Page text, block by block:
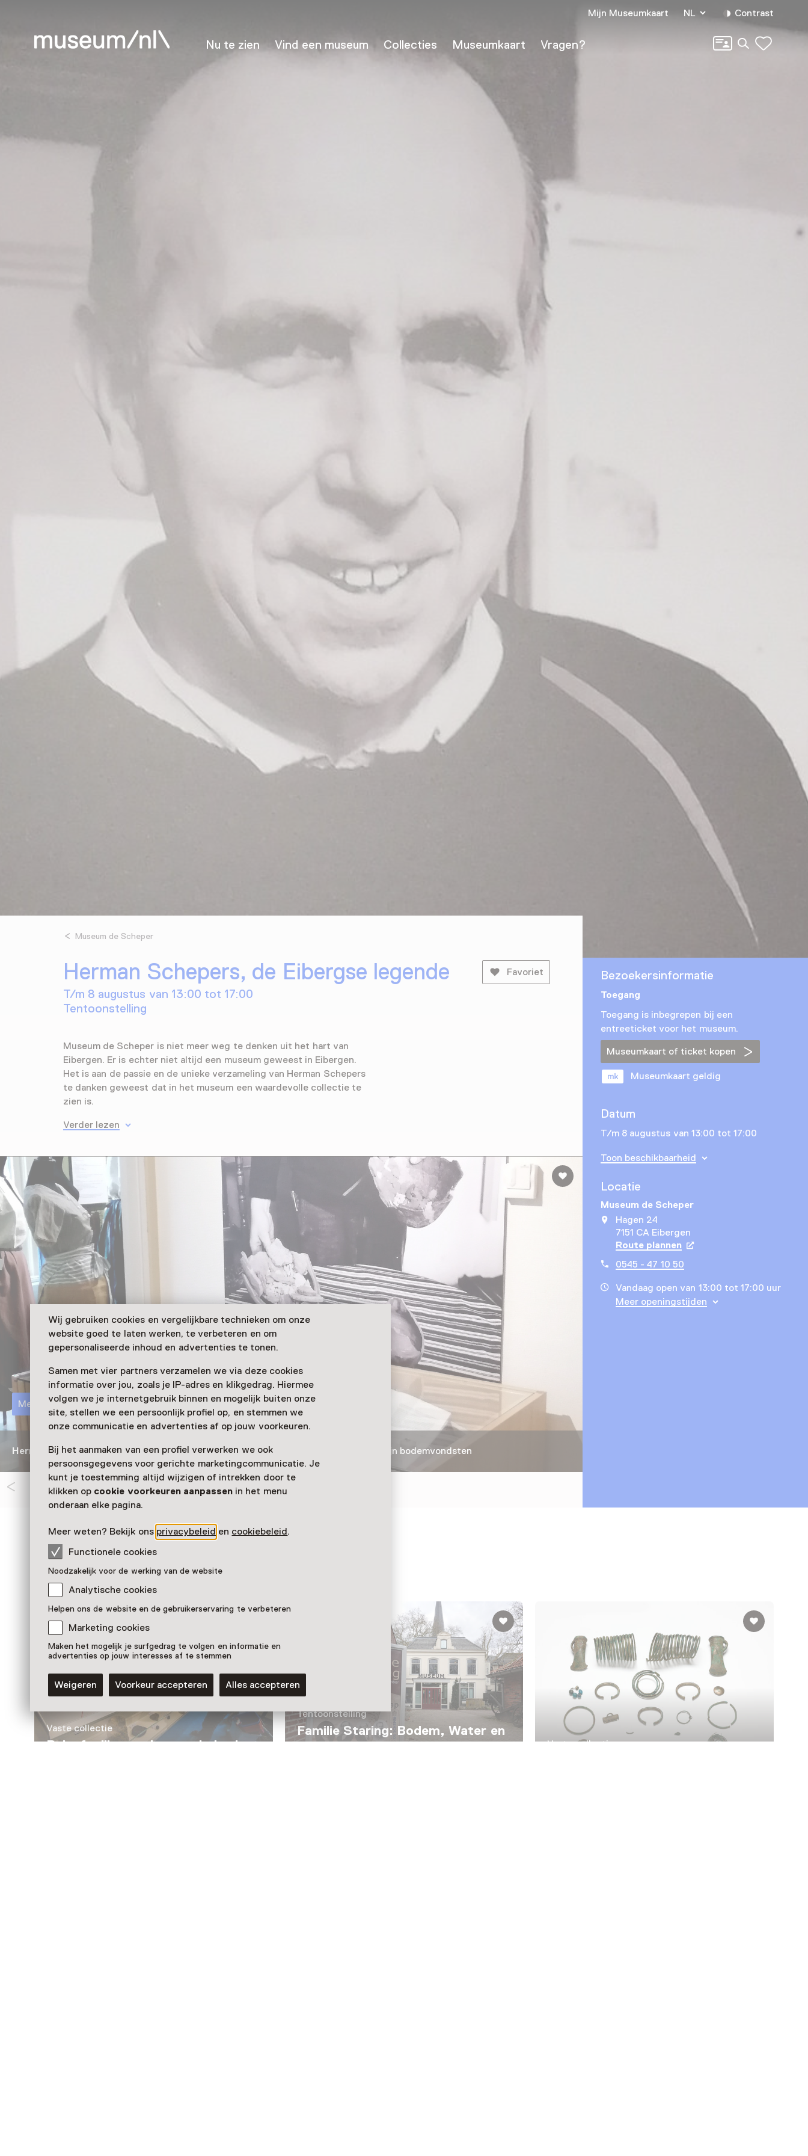
Wij gebruiken cookies en vergelijkbare technieken om onze
website goed te laten werken, te verbeteren en om
gepersonaliseerde inhoud en advertenties te tonen.
Samen met vier partners verzamelen we via deze cookies
informatie over jou, zoals je IP-adres en klikgedrag. Hiermee
volgen we je internetgebruik binnen en mogelijk buiten onze
site, stellen we een persoonlijk profiel op, en stemmen we
onze communicatie en advertenties af op jouw voorkeuren.
Bij het aanmaken van een profiel verwerken we ook
persoonsgegevens voor gerichte marketingcommunicatie. Je
kunt je toestemming altijd wijzigen of intrekken door te
klikken op cookie voorkeuren aanpassenin het menu
onderaan elke pagina.
Meer weten? Bekijk ons privacybeleid en cookiebeleid.
Functionele cookies
Noodzakelijk voor de werking van de website
Analytische cookies
Helpen ons de website en de gebruikerservaring te verbeteren
Marketing cookies
Maken het mogelijk je surfgedrag te volgen en informatie en
advertenties op jouw interesses af te stemmen
Weigeren Voorkeur accepteren Alles accepteren
Nu te zien Vind een museum Collecties Museumkaart Vragen?
Mijn Museumkaart NL Contrast
Zoeken
Museum de Scheper
Herman Schepers, de Eibergse legende
T/m 8 augustus van 13:00 tot 17:00
Tentoonstelling
Favoriet
Museum de Scheper is niet meer weg te denken uit het hart van
Eibergen. Er is echter niet altijd een museum geweest in Eibergen.
Het is aan de passie en de unieke verzameling van Herman Schepers
te danken geweest dat in het museum een waardevolle collectie te
zien is.
Verder lezen
Herman Schepers boven zijn vitrine met bodemvondsten Herman Schepers en zijn bodemvondsten
Meer informatie
Bezoekersinformatie
Toegang
Toegang is inbegrepen bij een
entreeticket voor het museum.
Museumkaart of ticket kopen
Museumkaart geldig
Datum
T/m 8 augustus van 13:00 tot 17:00
Toon beschikbaarheid
Locatie
Museum de Scheper
Hagen 24
7151 CA Eibergen
Route plannen Opent in een nieuw tabblad
0545 - 47 10 50
Vandaag open van 13:00 tot 17:00 uur
Meer openingstijden
Zien & doen in Museum de
Scheper
Vaste collectie
Beleef miljoenen jaren geleden in
Tentoonstelling
Familie Staring: Bodem, Water en
Rentmeesterschap
Vaste collectie